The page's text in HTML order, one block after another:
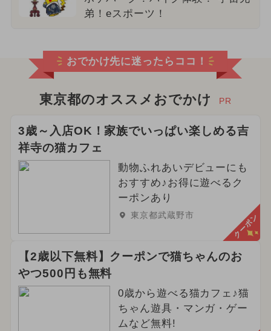
弟！eスポーツ！
おでかけ先に迷ったらココ！
東京都のオススメおでかけ PR
3歳～入店OK！家族でいっぱい楽しめる吉
祥寺の猫カフェ
動物ふれあいデビューにも
おすすめ♪お得に遊べるク
ーポンあり
東京都武蔵野市 クーポン
【2歳以下無料】クーポンで猫ちゃんのお
やつ500円も無料
0歳から遊べる猫カフェ♪猫
ちゃん遊具・マンガ・ゲー
ムなど無料!